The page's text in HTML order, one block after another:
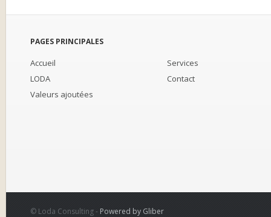
PAGES PRINCIPALES
Accueil
LODA
Valeurs ajoutées
Services
Contact
© Loda Consulting - Powered by Gliber